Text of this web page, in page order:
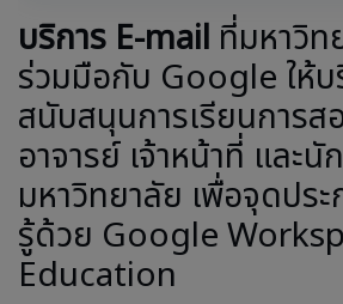
บริการ E-mail ที่มหาวิท
ร่วมมือกับ Google ให้บ
สนับสนุนการเรียนการส
อาจารย์ เจ้าหน้าที่ และ
มหาวิทยาลัย เพื่อจุดประ
รู้ด้วย Google
Education